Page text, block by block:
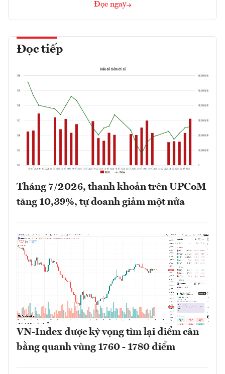
Đọc ngay
Đọc tiếp
Tháng 7/2026, thanh khoản trên UPCoM
tăng 10,39%, tự doanh giảm một nửa
VN-Index được kỳ vọng tìm lại điểm cân
bằng quanh vùng 1760 - 1780 điểm